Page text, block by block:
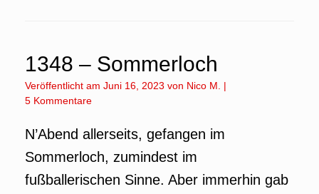
1348 – Sommerloch
Veröffentlicht am Juni 16, 2023 von Nico M.
|
5 Kommentare
N’Abend allerseits, gefangen im
Sommerloch, zumindest im
fußballerischen Sinne. Aber immerhin gab